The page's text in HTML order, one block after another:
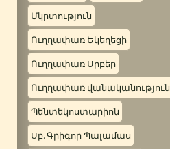
Մկրտություն
Ուղղափառ Եկեղեցի
Ուղղափառ Սրբեր
Ուղղափառ վանականություն
Պենտեկոստարիոն
Սբ. Գրիգոր Պալամաս